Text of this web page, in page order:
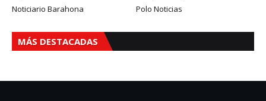
Noticiario Barahona
Polo Noticias
MÁS DESTACADAS